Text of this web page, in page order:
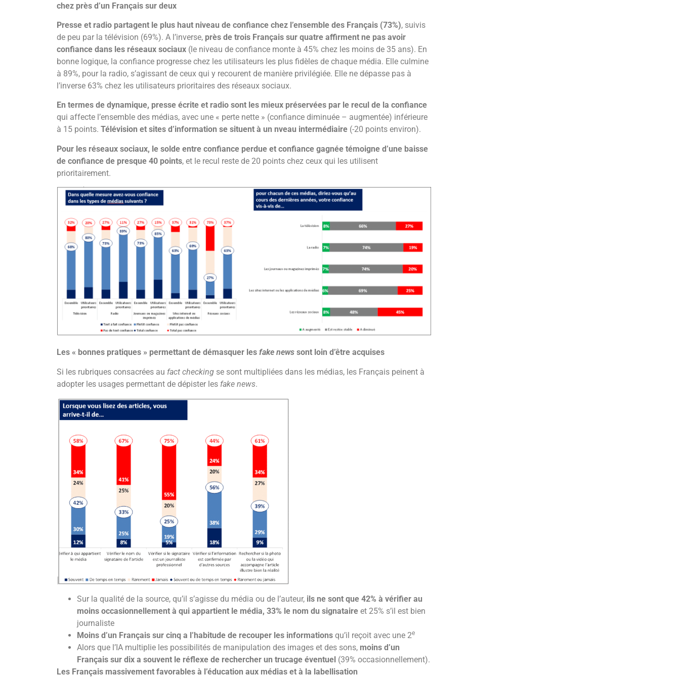
chez près d’un Français sur deux
Presse et radio partagent le plus haut niveau de confiance chez l’ensemble des Français (73%), suivis
de peu par la télévision (69%). A l’inverse, près de trois Français sur quatre affirment ne pas avoir
confiance dans les réseaux sociaux (le niveau de confiance monte à 45% chez les moins de 35 ans). En
bonne logique, la confiance progresse chez les utilisateurs les plus fidèles de chaque média. Elle culmine
à 89%, pour la radio, s’agissant de ceux qui y recourent de manière privilégiée. Elle ne dépasse pas à
l’inverse 63% chez les utilisateurs prioritaires des réseaux sociaux.
En termes de dynamique, presse écrite et radio sont les mieux préservées par le recul de la confiance
qui affecte l’ensemble des médias, avec une « perte nette » (confiance diminuée – augmentée) inférieure
à 15 points.Télévision et sites d’information se situent à un nveau intermédiaire (-20 points environ).
Pour les réseaux sociaux, le solde entre confiance perdue et confiance gagnée témoigne d’une baisse
de confiance de presque 40 points, et le recul reste de 20 points chez ceux qui les utilisent
prioritairement.
Les « bonnes pratiques » permettant de démasquer lesfake news sont loin d’être acquises
Si les rubriques consacrées au fact checking se sont multipliées dans les médias, les Français peinent à
adopter les usages permettant de dépister les fake news.
Sur la qualité de la source, qu’il s’agisse du média ou de l’auteur, ils ne sont que 42% à vérifier au
moins occasionnellement à qui appartient le média, 33% le nom du signataire et 25% s’il est bien
journaliste
Moins d’un Français sur cinq a l’habitude de recouper les informations qu’il reçoit avec une 2e
Alors que l’IA multiplie les possibilités de manipulation des images et des sons, moins d’un
Français sur dix a souvent le réflexe de rechercher un trucage éventuel (39% occasionnellement).
Les Français massivement favorables à l’éducation aux médias et à la labellisation